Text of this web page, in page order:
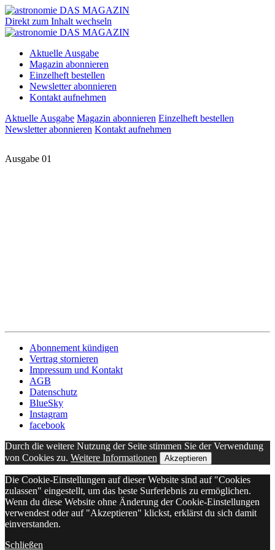
Direkt zum Inhalt wechseln
Aktuelle Ausgabe
Magazin abonnieren
Einzelheft bestellen
Newsletter abonnieren
Kontakt aufnehmen
Aktuelle Ausgabe Magazin abonnieren Einzelheft bestellen
Newsletter abonnieren Kontakt aufnehmen
Ausgabe 01
Abonnement kündigen
Vertrag stornieren
Impressum und Kontakt
AGB
Datenschutz
BlueSky
Instagram
facebook
Durch die weitere Nutzung der Seite stimmen Sie der Verwendung
von Cookies zu. Weitere Informationen Akzeptieren
Die Cookie-Einstellungen auf dieser Website sind auf "Cookies
zulassen" eingestellt, um das beste Surferlebnis zu ermöglichen.
Wenn du diese Website ohne Änderung der Cookie-Einstellungen
verwendest oder auf "Akzeptieren" klickst, erklärst du sich damit
einverstanden.
Schließen